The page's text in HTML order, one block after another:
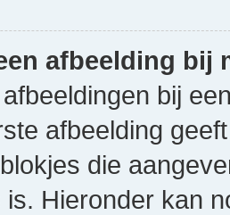
afbeelding bij
bij
afbeelding
die
Hieronder kan